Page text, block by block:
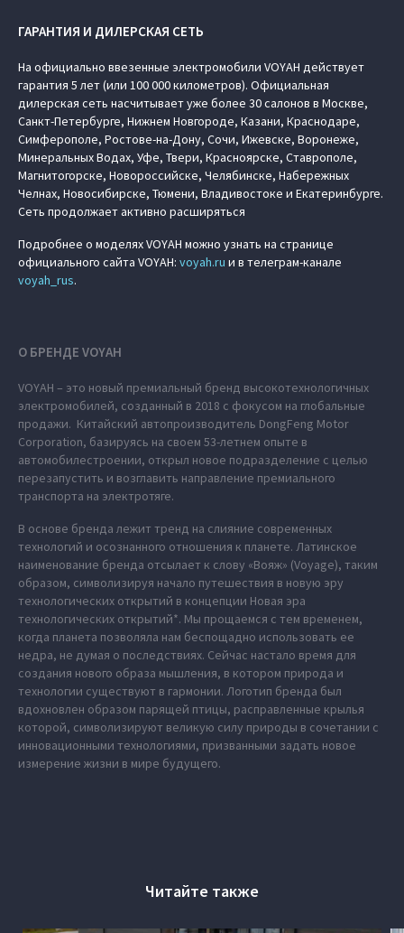
ГАРАНТИЯ И ДИЛЕРСКАЯ СЕТЬ
На официально ввезенные электромобили VOYAH действует
гарантия 5 лет (или 100 000 километров). Официальная
дилерская сеть насчитывает уже более 30 салонов в Москве,
Санкт-Петербурге, Нижнем Новгороде, Казани, Краснодаре,
Симферополе, Ростове-на-Дону, Сочи, Ижевске, Воронеже,
Минеральных Водах, Уфе, Твери, Красноярске, Ставрополе,
Магнитогорске, Новороссийске, Челябинске, Набережных
Челнах, Новосибирске, Тюмени, Владивостоке и Екатеринбурге.
Сеть продолжает активно расширяться
Подробнее о моделях VOYAH можно узнать на странице
официального сайта VOYAH: voyah.ru и в телеграм-канале
voyah_rus.
О БРЕНДЕ VOYAH
VOYAH – это новый премиальный бренд высокотехнологичных
электромобилей, созданный в 2018 с фокусом на глобальные
продажи. Китайский автопроизводитель DongFeng Motor
Corporation, базируясь на своем 53-летнем опыте в
автомобилестроении, открыл новое подразделение с целью
перезапустить и возглавить направление премиального
транспорта на электротяге.
В основе бренда лежит тренд на слияние современных
технологий и осознанного отношения к планете. Латинское
наименование бренда отсылает к слову «Вояж» (Voyage), таким
образом, символизируя начало путешествия в новую эру
технологических открытий в концепции Новая эра
технологических открытий*. Мы прощаемся с тем временем,
когда планета позволяла нам беспощадно использовать ее
недра, не думая о последствиях. Сейчас настало время для
создания нового образа мышления, в котором природа и
технологии существуют в гармонии. Логотип бренда был
вдохновлен образом парящей птицы, расправленные крылья
которой, символизируют великую силу природы в сочетании с
инновационными технологиями, призванными задать новое
измерение жизни в мире будущего.
Читайте также